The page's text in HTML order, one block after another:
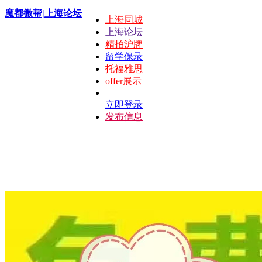
魔都微帮|上海论坛
上海同城
上海论坛
精拍沪牌
留学保录
托福雅思
offer展示
立即登录
发布信息